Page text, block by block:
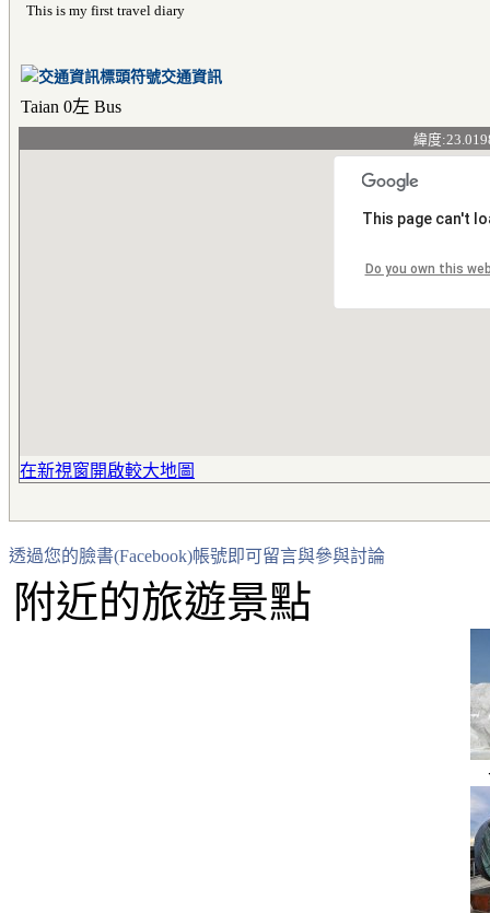
This is my first travel diary
交通資訊
Taian 0左 Bus
緯度
This page can't
Do you own this
在新視窗開啟較大地圖
透過您的臉書(Facebook)帳號即可留言與參與討論
附近的旅遊景點